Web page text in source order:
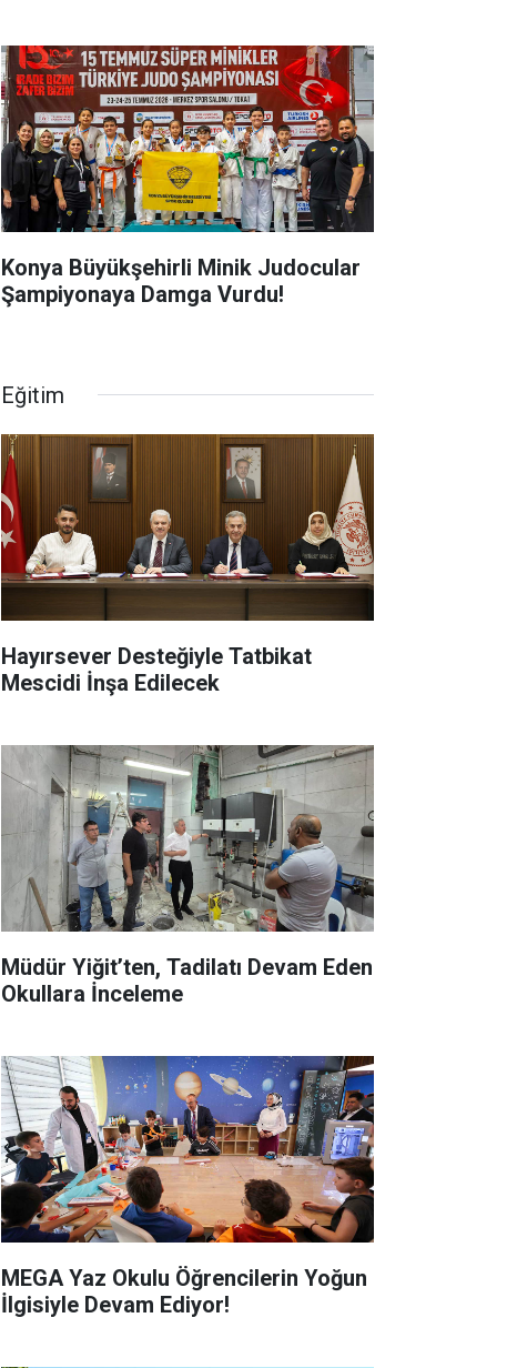
Konya Büyükşehirli Minik Judocular
Şampiyonaya Damga Vurdu!
Eğitim
Hayırsever Desteğiyle Tatbikat
Mescidi İnşa Edilecek
Müdür Yiğit’ten, Tadilatı Devam Eden
Okullara İnceleme
MEGA Yaz Okulu Öğrencilerin Yoğun
İlgisiyle Devam Ediyor!